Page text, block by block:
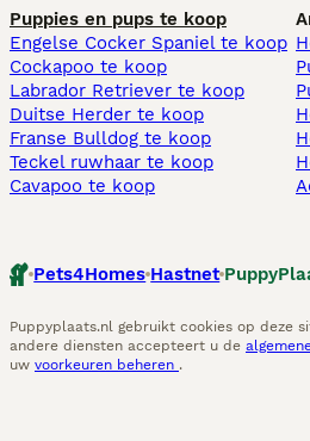
Puppies en pups te koop
Engelse Cocker Spaniel te koop
Cockapoo te koop
Labrador Retriever te koop
Duitse Herder te koop
Franse Bulldog te koop
Teckel ruwhaar te koop
Cavapoo te koop
Pets4Homes Hastnet
Puppyplaats.nl gebruikt cookies op deze
andere diensten accepteert u de
uw voorkeuren beheren .